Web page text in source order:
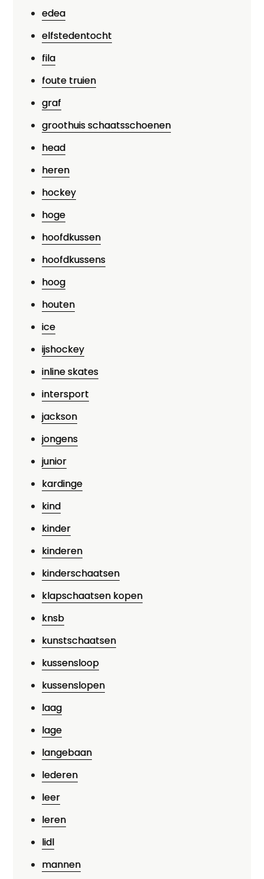
edea
elfstedentocht
fila
foute truien
graf
groothuis schaatsschoenen
head
heren
hockey
hoge
hoofdkussen
hoofdkussens
hoog
houten
ice
ijshockey
inline skates
intersport
jackson
jongens
junior
kardinge
kind
kinder
kinderen
kinderschaatsen
klapschaatsen kopen
knsb
kunstschaatsen
kussensloop
kussenslopen
laag
lage
langebaan
lederen
leer
leren
lidl
mannen